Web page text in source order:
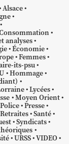
Alsace
analyses
Économie
Femmes
its-psu
Hommage
Lycées
Moyen Orient
Police Presse
Retraites Santé
Syndicats
URSS VIDEO